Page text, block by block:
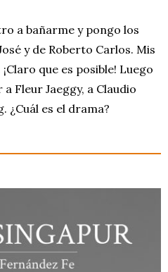
a bañarme y pongo los
y de Roberto Carlos. Mis
que es posible! Luego
Fleur Jaeggy, a Claudio
¿Cuál es el drama?